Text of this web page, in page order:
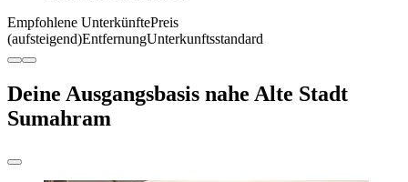
Empfohlene UnterkünftePreis
(aufsteigend)EntfernungUnterkunftsstandard
Deine Ausgangsbasis nahe Alte Stadt
Sumahram